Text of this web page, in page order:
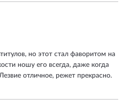
но этот стал фаворитом на
ношу его всегда, даже когда
отличное, режет прекрасно.